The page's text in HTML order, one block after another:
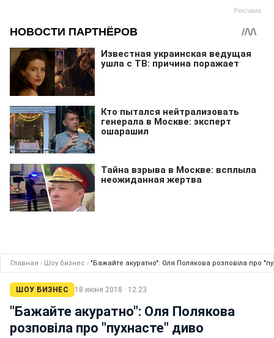
Главная › Шоу бизнес › "Бажайте акуратно": Оля Полякова розповіла про
ШОУ БИЗНЕС 18 июня 2018 · 12:23
"Бажайте акуратно": Оля Полякова
розповіла про "пухнасте" диво